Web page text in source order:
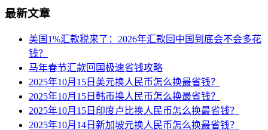
最新文章
美国1%汇款税来了：2026年汇款回中国到底会不会多花
钱？
马年春节汇款回国极速省钱攻略
2025年10月15日美元换人民币怎么换最省钱？
2025年10月15日韩币换人民币怎么换最省钱？
2025年10月15日印度卢比换人民币怎么换最省钱？
2025年10月14日新加坡元换人民币怎么换最省钱？